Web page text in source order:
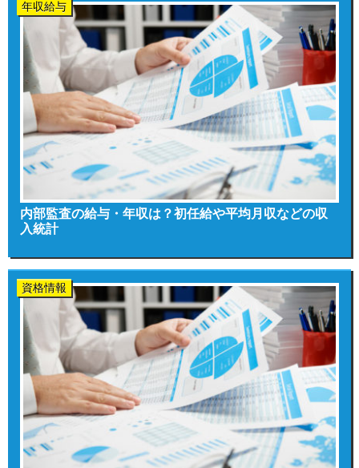
年収給与
内部監査の給与・年収は？初任給や平均月収などの収
入統計
資格情報